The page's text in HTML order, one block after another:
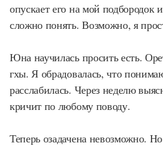
опускает его на мой подбородок
сложно понять. Возможно, я
Юна научилась просить есть.
гхы. Я обрадовалась, что
расслабилась. Через неделю
кричит по любому поводу.
Теперь озадачена невозможно.